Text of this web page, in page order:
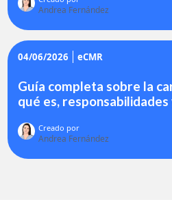
Andrea Fernández
04/06/2026 eCMR
Guía completa sobre la
qué es,
Creado por
Andrea Fernández